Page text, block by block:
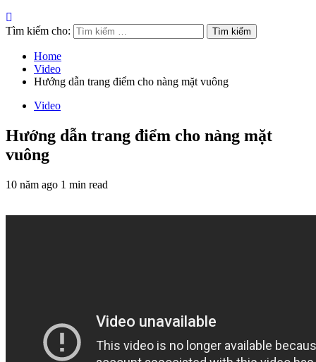
Tìm kiếm cho:
Home
Video
Hướng dẫn trang điểm cho nàng mặt vuông
Video
Hướng dẫn trang điểm cho nàng mặt
vuông
10 năm ago 1 min read